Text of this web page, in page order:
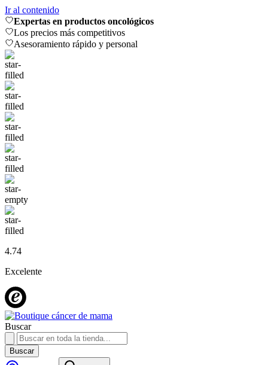
Ir al contenido
Expertas en productos oncológicos
Los precios más competitivos
Asesoramiento rápido y personal
4.74
Excelente
Buscar
Buscar